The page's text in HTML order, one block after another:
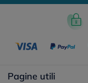
Pagine utili